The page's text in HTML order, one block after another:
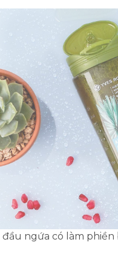
đầu ngứa có làm phiền